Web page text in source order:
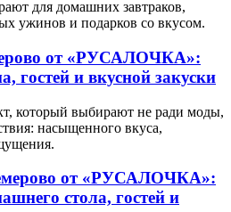
для домашних завтраков,
ужинов и подарков со вкусом.
от «РУСАЛОЧКА»:
гостей и вкусной закуски
который выбирают не ради моды,
насыщенного вкуса,
от «РУСАЛОЧКА»:
стола, гостей и